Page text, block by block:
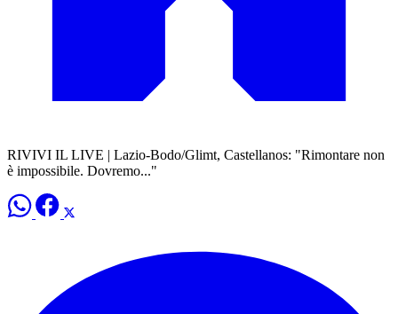
RIVIVI IL LIVE | Lazio-Bodo/Glimt, Castellanos: "Rimontare non
è impossibile. Dovremo..."